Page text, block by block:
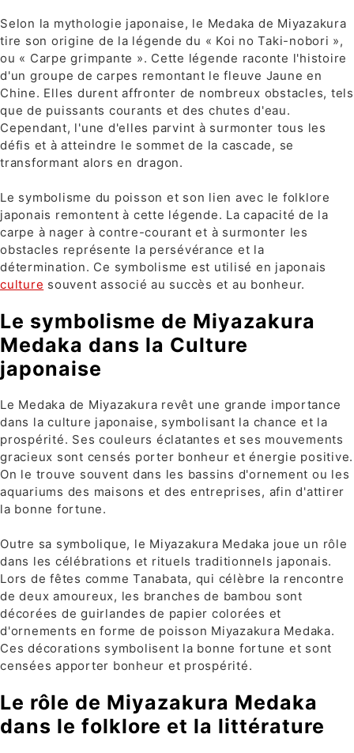
Selon la mythologie japonaise, le Medaka de Miyazakura
tire son origine de la légende du « Koi no Taki-nobori »,
ou « Carpe grimpante ». Cette légende raconte l'histoire
d'un groupe de carpes remontant le fleuve Jaune en
Chine. Elles durent affronter de nombreux obstacles, tels
que de puissants courants et des chutes d'eau.
Cependant, l'une d'elles parvint à surmonter tous les
défis et à atteindre le sommet de la cascade, se
transformant alors en dragon.
Le symbolisme du poisson et son lien avec le folklore
japonais remontent à cette légende. La capacité de la
carpe à nager à contre-courant et à surmonter les
obstacles représente la persévérance et la
détermination. Ce symbolisme est utilisé en japonais
culture souvent associé au succès et au bonheur.
Le symbolisme de Miyazakura
Medaka dans la Culture
japonaise
Le Medaka de Miyazakura revêt une grande importance
dans la culture japonaise, symbolisant la chance et la
prospérité. Ses couleurs éclatantes et ses mouvements
gracieux sont censés porter bonheur et énergie positive.
On le trouve souvent dans les bassins d'ornement ou les
aquariums des maisons et des entreprises, afin d'attirer
la bonne fortune.
Outre sa symbolique, le Miyazakura Medaka joue un rôle
dans les célébrations et rituels traditionnels japonais.
Lors de fêtes comme Tanabata, qui célèbre la rencontre
de deux amoureux, les branches de bambou sont
décorées de guirlandes de papier colorées et
d'ornements en forme de poisson Miyazakura Medaka.
Ces décorations symbolisent la bonne fortune et sont
censées apporter bonheur et prospérité.
Le rôle de Miyazakura Medaka
dans le folklore et la littérature